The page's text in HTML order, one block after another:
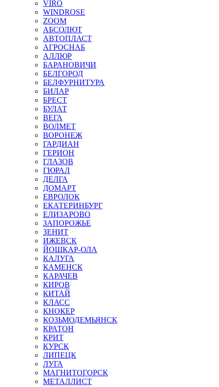
VIRO
WINDROSE
ZOOM
АБСОЛЮТ
АВТОПЛАСТ
АГРОСНАБ
АЛЛЮР
БАРАНОВИЧИ
БЕЛГОРОД
БЕЛФУРНИТУРА
БИЛАР
БРЕСТ
БУЛАТ
ВЕГА
ВОЛМЕТ
ВОРОНЕЖ
ГАРДИАН
ГЕРИОН
ГЛАЗОВ
ГЮРАЛ
ДЕЛГА
ДОМАРТ
ЕВРОЛОК
ЕКАТЕРИНБУРГ
ЕЛИЗАРОВО
ЗАПОРОЖЬЕ
ЗЕНИТ
ИЖЕВСК
ЙОШКАР-ОЛА
КАЛУГА
КАМЕНСК
КАРАЧЕВ
КИРОВ
КИТАЙ
КЛАСС
КНОКЕР
КОЗЬМОДЕМЬЯНСК
КРАТОН
КРИТ
КУРСК
ЛИПЕЦК
ЛУГА
МАГНИТОГОРСК
МЕТАЛЛИСТ